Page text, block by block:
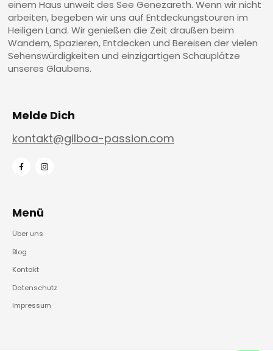
einem Haus unweit des See Genezareth. Wenn wir nicht
arbeiten, begeben wir uns auf Entdeckungstouren im
Heiligen Land. Wir genießen die Zeit draußen beim
Wandern, Spazieren, Entdecken und Bereisen der vielen
Sehenswürdigkeiten und einzigartigen Schauplätze
unseres Glaubens.
Melde Dich
kontakt@gilboa-passion.com
Menü
Über uns
Blog
Kontakt
Datenschutz
Impressum